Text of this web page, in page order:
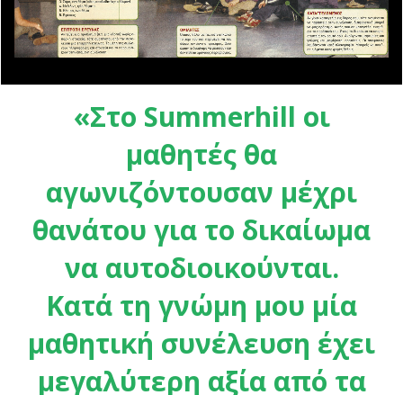
«Στο Summerhill οι
μαθητές θα
αγωνιζόντουσαν μέχρι
θανάτου για το δικαίωμα
να αυτοδιοικούνται.
Κατά τη γνώμη μου μία
μαθητική συνέλευση έχει
μεγαλύτερη αξία από τα